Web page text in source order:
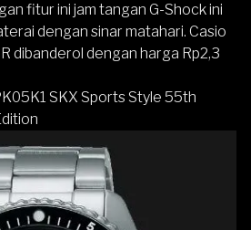
fitur ini jam tangan G-Shock ini
dengan sinar matahari. Casio
dibanderol dengan harga Rp2,3
SKX Sports Style 55th